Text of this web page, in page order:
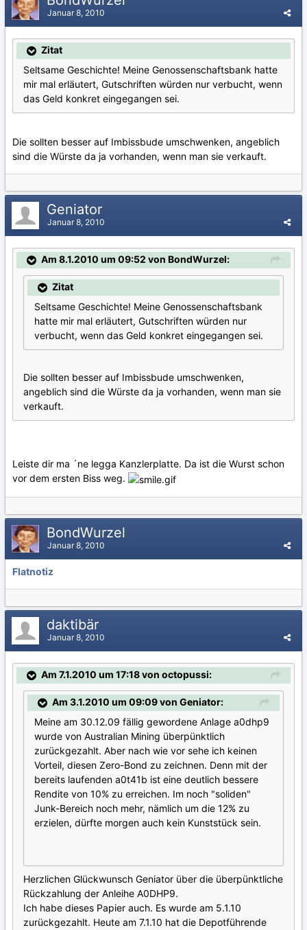
Januar 8, 2010
Zitat
Seltsame Geschichte! Meine Genossenschaftsbank hatte
mir mal erläutert, Gutschriften würden nur verbucht, wenn
das Geld konkret eingegangen sei.
Die sollten besser auf Imbissbude umschwenken, angeblich
sind die Würste da ja vorhanden, wenn man sie verkauft.
Geniator
Januar 8, 2010
Am 8.1.2010 um 09:52 von BondWurzel:
Zitat
Seltsame Geschichte! Meine Genossenschaftsbank
hatte mir mal erläutert, Gutschriften würden nur
verbucht, wenn das Geld konkret eingegangen sei.
Die sollten besser auf Imbissbude umschwenken,
angeblich sind die Würste da ja vorhanden, wenn man sie
verkauft.
Leiste dir ma ´ne legga Kanzlerplatte. Da ist die Wurst schon
vor dem ersten Biss weg.
BondWurzel
Januar 8, 2010
Flatnotiz
daktibär
Januar 8, 2010
Am 7.1.2010 um 17:18 von octopussi:
Am 3.1.2010 um 09:09 von Geniator:
Meine am 30.12.09 fällig gewordene Anlage a0dhp9
wurde von Australian Mining überpünktlich
zurückgezahlt. Aber nach wie vor sehe ich keinen
Vorteil, diesen Zero-Bond zu zeichnen. Denn mit der
bereits laufenden a0t41b ist eine deutlich bessere
Rendite von 10% zu erreichen. Im noch "soliden"
Junk-Bereich noch mehr, nämlich um die 12% zu
erzielen, dürfte morgen auch kein Kunststück sein.
Herzlichen Glückwunsch Geniator über die überpünktliche
Rückzahlung der Anleihe A0DHP9.
Ich habe dieses Papier auch. Es wurde am 5.1.10
zurückgezahlt. Heute am 7.1.10 hat die Depotführende